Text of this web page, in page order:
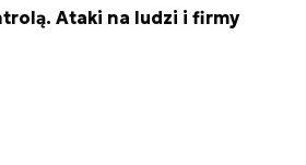
Ataki na ludzi i firmy